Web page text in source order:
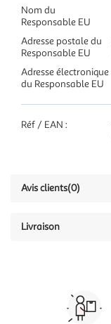
Nom du
Responsable EU
Adresse postale du
Responsable EU
Adresse électronique
du Responsable EU
Réf / EAN :
Avis clients(0)
Livraison